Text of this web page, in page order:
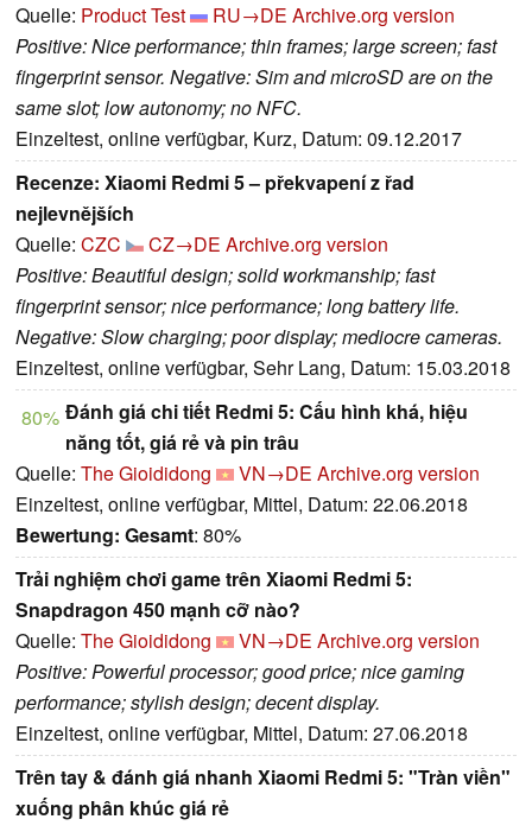
Quelle: Product Test RU→DE Archive.org version
Positive: Nice performance; thin frames; large screen; fast
fingerprint sensor. Negative: Sim and microSD are on the
same slot; low autonomy; no NFC.
Einzeltest, online verfügbar, Kurz, Datum: 09.12.2017
Recenze: Xiaomi Redmi 5 – překvapení z řad
nejlevnějších
Quelle: CZC CZ→DE Archive.org version
Positive: Beautiful design; solid workmanship; fast
fingerprint sensor; nice performance; long battery life.
Negative: Slow charging; poor display; mediocre cameras.
Einzeltest, online verfügbar, Sehr Lang, Datum: 15.03.2018
80% Đánh giá chi tiết Redmi 5: Cấu hình khá, hiệu
năng tốt, giá rẻ và pin trâu
Quelle: The Gioididong VN→DE Archive.org version
Einzeltest, online verfügbar, Mittel, Datum: 22.06.2018
Bewertung: Gesamt: 80%
Trải nghiệm chơi game trên Xiaomi Redmi 5:
Snapdragon 450 mạnh cỡ nào?
Quelle: The Gioididong VN→DE Archive.org version
Positive: Powerful processor; good price; nice gaming
performance; stylish design; decent display.
Einzeltest, online verfügbar, Mittel, Datum: 27.06.2018
Trên tay & đánh giá nhanh Xiaomi Redmi 5: "Tràn viền"
xuống phân khúc giá rẻ